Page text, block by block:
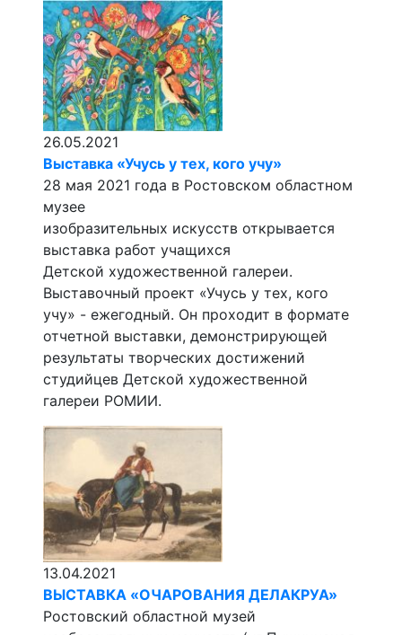
26.05.2021
Выставка «Учусь у тех, кого учу»
28 мая 2021 года в Ростовском областном
музее
изобразительных искусств открывается
выставка работ учащихся
Детской художественной галереи.
Выставочный проект «Учусь у тех, кого
учу» - ежегодный. Он проходит в формате
отчетной выставки, демонстрирующей
результаты творческих достижений
студийцев Детской художественной
галереи РОМИИ.
13.04.2021
ВЫСТАВКА «ОЧАРОВАНИЯ ДЕЛАКРУА»
Ростовский областной музей